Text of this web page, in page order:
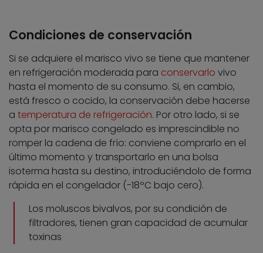
Condiciones de conservación
Si se adquiere el marisco vivo se tiene que mantener
en refrigeración moderada para conservarlo vivo
hasta el momento de su consumo. Si, en cambio,
está fresco o cocido, la conservación debe hacerse
a temperatura de refrigeración. Por otro lado, si se
opta por marisco congelado es imprescindible no
romper la cadena de frío: conviene comprarlo en el
último momento y transportarlo en una bolsa
isoterma hasta su destino, introduciéndolo de forma
rápida en el congelador (-18ºC bajo cero).
Los moluscos bivalvos, por su condición de
filtradores, tienen gran capacidad de acumular
toxinas